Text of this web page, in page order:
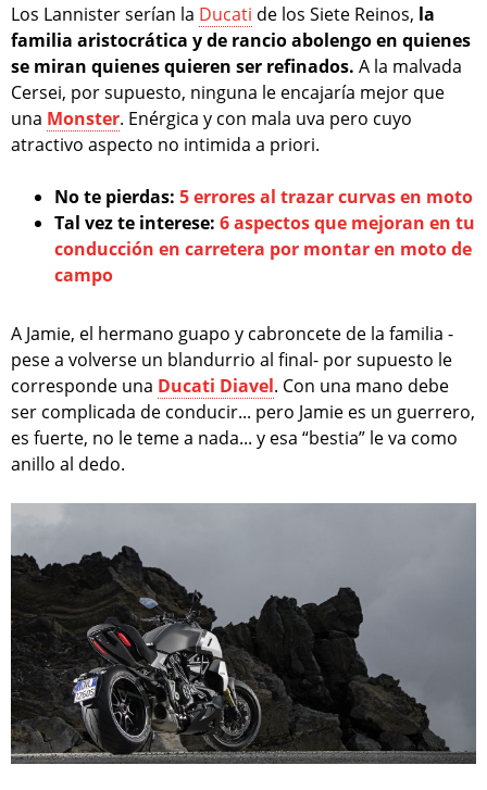
Los Lannister serían la Ducati de los Siete Reinos, la
familia aristocrática y de rancio abolengo en quienes
se miran quienes quieren ser refinados. A la malvada
Cersei, por supuesto, ninguna le encajaría mejor que
una Monster. Enérgica y con mala uva pero cuyo
atractivo aspecto no intimida a priori.
No te pierdas: 5 errores al trazar curvas en moto
Tal vez te interese: 6 aspectos que mejoran en tu
conducción en carretera por montar en moto de
campo
A Jamie, el hermano guapo y cabroncete de la familia -
pese a volverse un blandurrio al final- por supuesto le
corresponde una Ducati Diavel. Con una mano debe
ser complicada de conducir... pero Jamie es un guerrero,
es fuerte, no le teme a nada... y esa “bestia” le va como
anillo al dedo.